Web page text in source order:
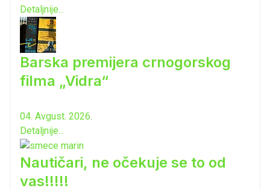
Detaljnije...
Barska premijera crnogorskog
filma „Vidra“
04. Avgust. 2026.
Detaljnije...
Nautičari, ne očekuje se to od
vas!!!!!